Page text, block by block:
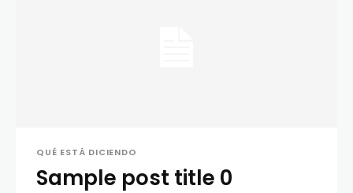
QUÉ ESTÁ DICIENDO
Sample post title 0